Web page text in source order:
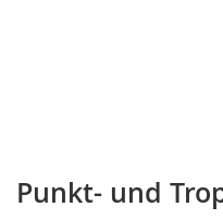
Punkt- und
Anfang
der